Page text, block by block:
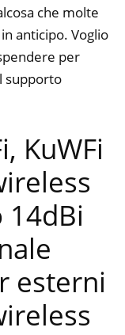
che molte
anticipo. Voglio
per
supporto
KuWFi
14dBi
esterni